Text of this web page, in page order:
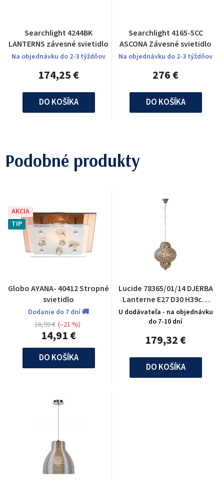
Searchlight 4244BK
LANTERNS závesné svietidlo
Na objednávku do 2-3 týždňov
174,25 €
DO KOŠÍKA
Searchlight 4165-5CC
ASCONA Závesné svietidlo
Na objednávku do 2-3 týždňov
276 €
DO KOŠÍKA
Podobné produkty
AKCIA
TIP
Globo AYANA- 40412 Stropné
svietidlo
Dodanie do 7 dní 🚚
14,91 €
18,99 € (–21 %)
DO KOŠÍKA
Lucide 78365/01/14 DJERBA
Lanterne E27 D30 H39cm
Acryl/Argenté
U dodávateľa - na objednávku
do 7-10 dní
179,32 €
DO KOŠÍKA